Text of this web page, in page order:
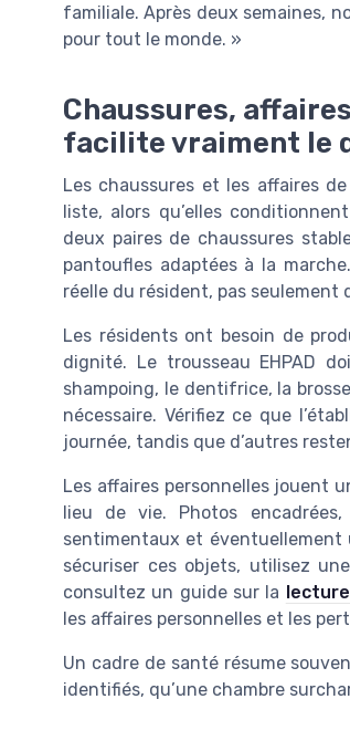
familiale. Après deux semaines,
pour tout le monde. »
Chaussures,
facilite vraiment le
Les chaussures et les affaires
liste, alors qu’elles
deux paires de chaussures
pantoufles adaptées à la
réelle du résident, pas seulement
Les résidents ont besoin de
dignité. Le trousseau EHPAD
shampoing, le dentifrice, la
nécessaire. Vérifiez ce que
journée, tandis que d’autres
Les affaires personnelles jouent
lieu de vie. Photos
sentimentaux et
sécuriser ces objets, utilisez
consultez un guide sur la lecture
les affaires personnelles et les
Un cadre de santé résume
identifiés, qu’une chambre